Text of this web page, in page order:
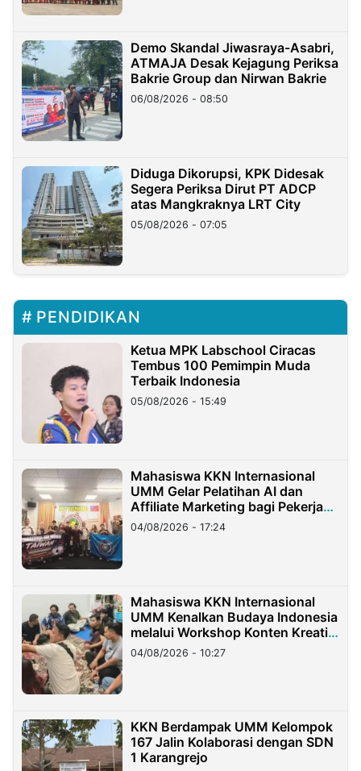
Demo Skandal Jiwasraya-Asabri,
ATMAJA Desak Kejagung Periksa
Bakrie Group dan Nirwan Bakrie
06/08/2026 - 08:50
Diduga Dikorupsi, KPK Didesak
Segera Periksa Dirut PT ADCP
atas Mangkraknya LRT City
05/08/2026 - 07:05
PENDIDIKAN
Ketua MPK Labschool Ciracas
Tembus 100 Pemimpin Muda
Terbaik Indonesia
05/08/2026 - 15:49
Mahasiswa KKN Internasional
UMM Gelar Pelatihan AI dan
Affiliate Marketing bagi Pekerja
Migran Indonesia di Taiwan
04/08/2026 - 17:24
Mahasiswa KKN Internasional
UMM Kenalkan Budaya Indonesia
melalui Workshop Konten Kreatif
di Taiwan
04/08/2026 - 10:27
KKN Berdampak UMM Kelompok
167 Jalin Kolaborasi dengan SDN
1 Karangrejo